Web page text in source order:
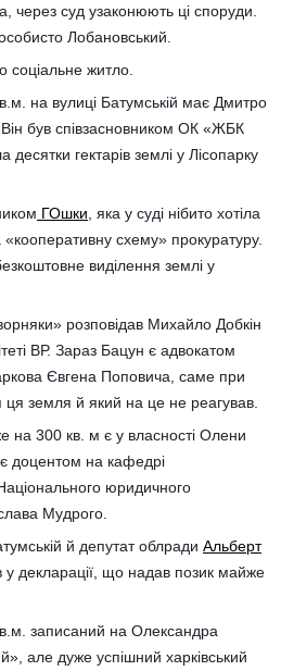
через суд узаконюють ці споруди.
Лобановський.
соціальне житло.
на вулиці Батумській має Дмитро
був співзасновником ОК «ЖБК
гектарів землі у Лісопарку
ГОшки , яка у суді нібито хотіла
«кооперативну схему» прокуратуру.
виділення землі у
розповідав Михайло Добкін
ВР. Зараз Бацун є адвокатом
Євгена Поповича, саме при
ця земля й який на це не реагував.
300 кв. м є у власності Олени
доцентом на кафедрі
юридичного
Мудрого.
й депутат облради Альберт
у декларації, що надав позик майже
записаний на Олександра
але дуже успішний харківський